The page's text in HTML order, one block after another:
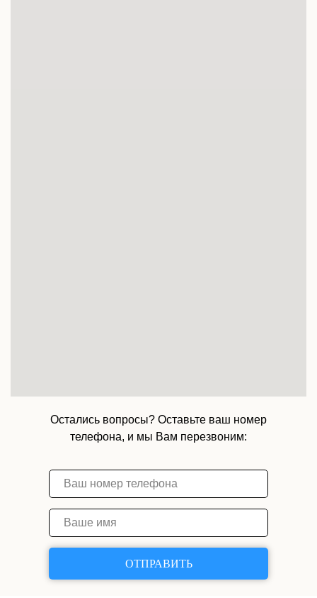
ОТПРАВИТЬ
Остались вопросы? Оставьте ваш номер
телефона, и мы Вам перезвоним: